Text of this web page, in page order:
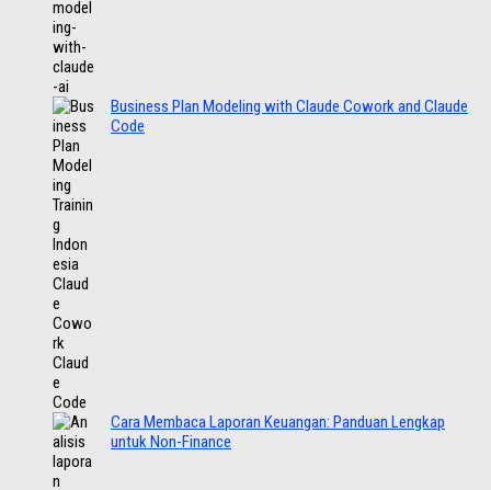
Business Plan Modeling with Claude Cowork and Claude
Code
Cara Membaca Laporan Keuangan: Panduan Lengkap
untuk Non-Finance